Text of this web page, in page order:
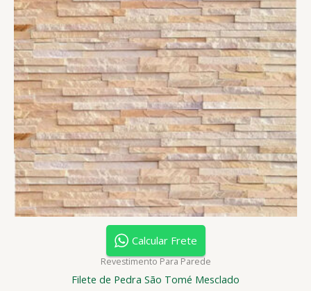
Calcular Frete
Revestimento Para Parede
Filete de Pedra São Tomé Mesclado